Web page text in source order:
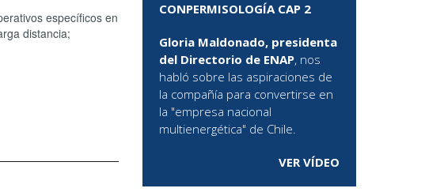
específicos en
distancia;
CONPERMISOLOGÍA CAP 2
Gloria Maldonado, presidenta
del Directorio de ENAP, nos
habló sobre las aspiraciones de
la compañía para convertirse en
la "empresa nacional
multienergética" de Chile.
VER VÍDEO